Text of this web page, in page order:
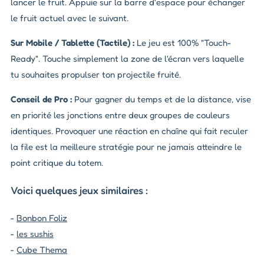
lancer le fruit. Appuie sur la barre d'espace pour échanger
le fruit actuel avec le suivant.
Sur Mobile / Tablette (Tactile) : Le jeu est 100% "Touch-
Ready". Touche simplement la zone de l'écran vers laquelle
tu souhaites propulser ton projectile fruité.
Conseil de Pro : Pour gagner du temps et de la distance, vise
en priorité les jonctions entre deux groupes de couleurs
identiques. Provoquer une réaction en chaîne qui fait reculer
la file est la meilleure stratégie pour ne jamais atteindre le
point critique du totem.
Voici quelques jeux similaires :
- Bonbon Foliz
- les sushis
- Cube Thema